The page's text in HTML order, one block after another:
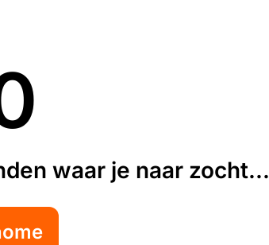
waar je naar zocht...